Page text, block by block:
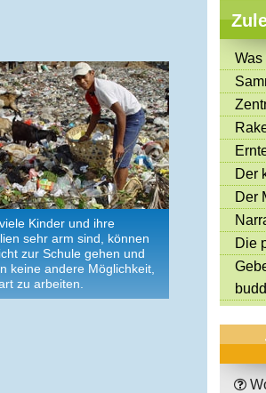
Kinder und ihre
sehr arm sind, können
zur Schule gehen und
keine andere Möglichkeit,
zu arbeiten.
Was
Der
Der
Die